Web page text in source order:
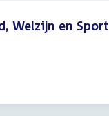
Welzijn en Sport